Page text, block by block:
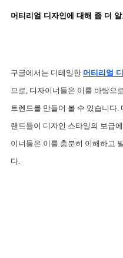
머티리얼 디자인에 대해 좀 더
구글에서는 디테일한 머티리얼
므로, 디자이너들은 이를 바탕으
트렌드를 만들어 볼 수 있습니다.
랜드들이 디자인 스타일의 보급
이너들은 이를 충분히 이해하고
다.